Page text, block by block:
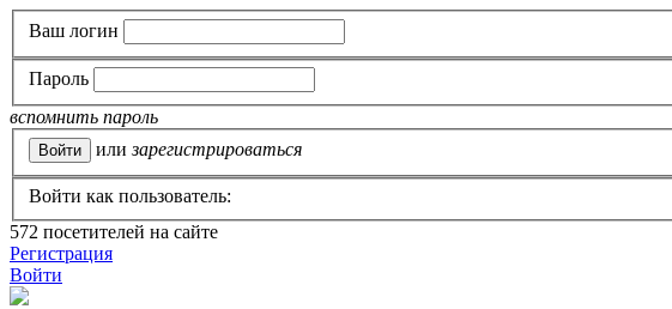
Ваш логин
Пароль
вспомнить пароль
или зарегистрироваться
Войти как пользователь:
572 посетителей на сайте
Регистрация
Войти